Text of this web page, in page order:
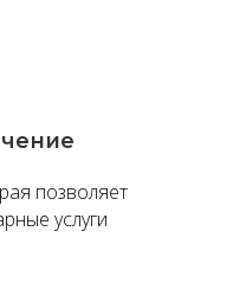
позволяет
услуги